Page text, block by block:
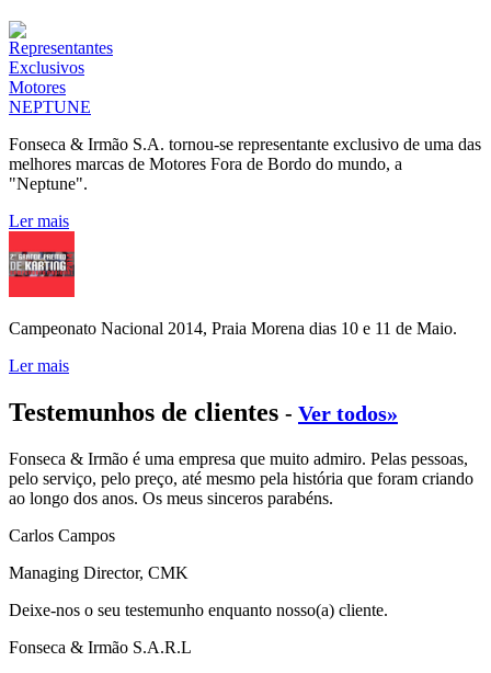
Fonseca & Irmão S.A. tornou-se representante exclusivo de uma das
melhores marcas de Motores Fora de Bordo do mundo, a
"Neptune".
Ler mais
Campeonato Nacional 2014, Praia Morena dias 10 e 11 de Maio.
Ler mais
Testemunhos de clientes - Ver todos»
Fonseca & Irmão é uma empresa que muito admiro. Pelas pessoas,
pelo serviço, pelo preço, até mesmo pela história que foram criando
ao longo dos anos. Os meus sinceros parabéns.
Carlos Campos
Managing Director, CMK
Deixe-nos o seu testemunho enquanto nosso(a) cliente.
Fonseca & Irmão S.A.R.L